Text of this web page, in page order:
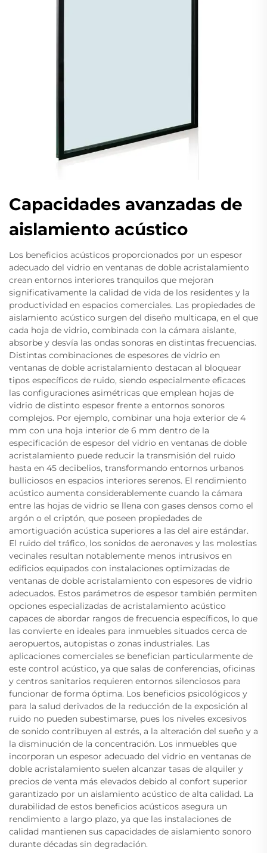
Capacidades avanzadas de
aislamiento acústico
Los beneficios acústicos proporcionados por un espesor
adecuado del vidrio en ventanas de doble acristalamiento
crean entornos interiores tranquilos que mejoran
significativamente la calidad de vida de los residentes y la
productividad en espacios comerciales. Las propiedades de
aislamiento acústico surgen del diseño multicapa, en el que
cada hoja de vidrio, combinada con la cámara aislante,
absorbe y desvía las ondas sonoras en distintas frecuencias.
Distintas combinaciones de espesores de vidrio en
ventanas de doble acristalamiento destacan al bloquear
tipos específicos de ruido, siendo especialmente eficaces
las configuraciones asimétricas que emplean hojas de
vidrio de distinto espesor frente a entornos sonoros
complejos. Por ejemplo, combinar una hoja exterior de 4
mm con una hoja interior de 6 mm dentro de la
especificación de espesor del vidrio en ventanas de doble
acristalamiento puede reducir la transmisión del ruido
hasta en 45 decibelios, transformando entornos urbanos
bulliciosos en espacios interiores serenos. El rendimiento
acústico aumenta considerablemente cuando la cámara
entre las hojas de vidrio se llena con gases densos como el
argón o el criptón, que poseen propiedades de
amortiguación acústica superiores a las del aire estándar.
El ruido del tráfico, los sonidos de aeronaves y las molestias
vecinales resultan notablemente menos intrusivos en
edificios equipados con instalaciones optimizadas de
ventanas de doble acristalamiento con espesores de vidrio
adecuados. Estos parámetros de espesor también permiten
opciones especializadas de acristalamiento acústico
capaces de abordar rangos de frecuencia específicos, lo que
las convierte en ideales para inmuebles situados cerca de
aeropuertos, autopistas o zonas industriales. Las
aplicaciones comerciales se benefician particularmente de
este control acústico, ya que salas de conferencias, oficinas
y centros sanitarios requieren entornos silenciosos para
funcionar de forma óptima. Los beneficios psicológicos y
para la salud derivados de la reducción de la exposición al
ruido no pueden subestimarse, pues los niveles excesivos
de sonido contribuyen al estrés, a la alteración del sueño y a
la disminución de la concentración. Los inmuebles que
incorporan un espesor adecuado del vidrio en ventanas de
doble acristalamiento suelen alcanzar tasas de alquiler y
precios de venta más elevados debido al confort superior
garantizado por un aislamiento acústico de alta calidad. La
durabilidad de estos beneficios acústicos asegura un
rendimiento a largo plazo, ya que las instalaciones de
calidad mantienen sus capacidades de aislamiento sonoro
durante décadas sin degradación.